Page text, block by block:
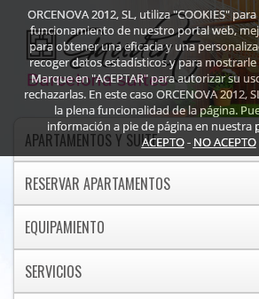
ORCENOVA 2012, SL, utiliza "COOKIES"
funcionamiento de nuestro portal web,
para obtener una eficacia y una
recoger datos estadísticos y para
Marque en "ACEPTAR" para autorizar su
rechazarlas. En este caso ORCENOVA 2012,
la plena funcionalidad de la página.
información a pie de página en nuestra
ACEPTO- NO ACEPTO
APARTAMENTOS Y SUITE
RESERVAR APARTAMENTOS
EQUIPAMIENTO
SERVICIOS